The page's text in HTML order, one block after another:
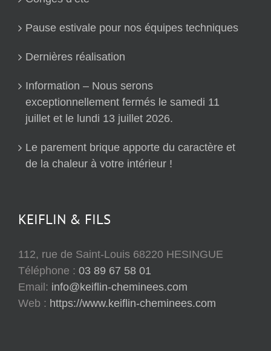
Pause estivale pour nos équipes techniques
Dernières réalisation
Information – Nous serons
exceptionnellement fermés le samedi 11
juillet et le lundi 13 juillet 2026.
Le parement brique apporte du caractère et
de la chaleur à votre intérieur !
KEIFLIN & FILS
112, rue de Saint-Louis 68220 HESINGUE
Téléphone : 03 89 67 58 01
Email: info@keiflin-cheminees.com
Web : https://www.keiflin-cheminees.com